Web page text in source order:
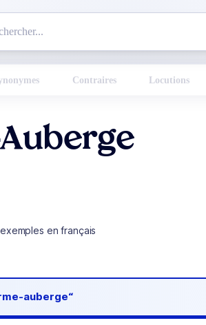
Contraires Locutions
en français
auberge“